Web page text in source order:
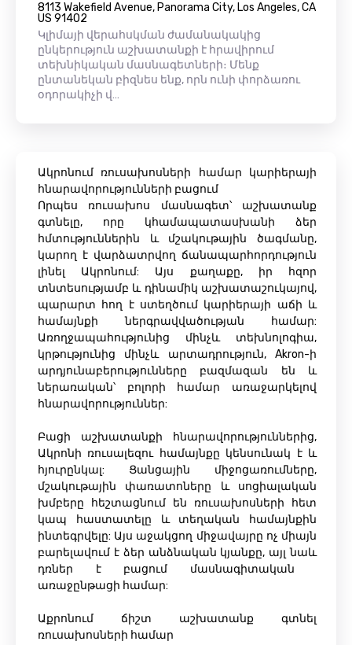
8113 Wakefield Avenue, Panorama City, Los Angeles, CA
US 91402
Կլիմայի վերահսկման ժամանակակից
ընկերություն աշխատանքի է հրավիրում
տեխնիկական մասնագետների։ Մենք
ընտանեկան բիզնես ենք, որն ունի փորձառու
օդորակիչի վ…
Ակրոնում ռուսախոսների համար կարիերայի
հնարավորությունների բացում
Որպես ռուսախոս մասնագետ՝ աշխատանք
գտնելը, որը կհամապատասխանի ձեր
հմտություններին և մշակութային ծագմանը,
կարող է վարձատրվող ճանապարհորդություն
լինել Ակրոնում: Այս քաղաքը, իր հզոր
տնտեսությամբ և դինամիկ աշխատաշուկայով,
պարարտ հող է ստեղծում կարիերայի աճի և
համայնքի ներգրավվածության համար:
Առողջապահությունից մինչև տեխնոլոգիա,
կրթությունից մինչև արտադրություն, Akron-ի
արդյունաբերությունները բազմազան են և
ներառական՝ բոլորի համար առաջարկելով
հնարավորություններ:
Բացի աշխատանքի հնարավորություններից,
Ակրոնի ռուսալեզու համայնքը կենսունակ է և
հյուրընկալ: Ցանցային միջոցառումները,
մշակութային փառատոները և սոցիալական
խմբերը հեշտացնում են ռուսախոսների հետ
կապ հաստատելը և տեղական համայնքին
ինտեգրվելը: Այս աջակցող միջավայրը ոչ միայն
բարելավում է ձեր անձնական կյանքը, այլ նաև
դռներ է բացում մասնագիտական ​​
առաջընթացի համար:
Աքրոնում ճիշտ աշխատանք գտնել
ռուսախոսների համար